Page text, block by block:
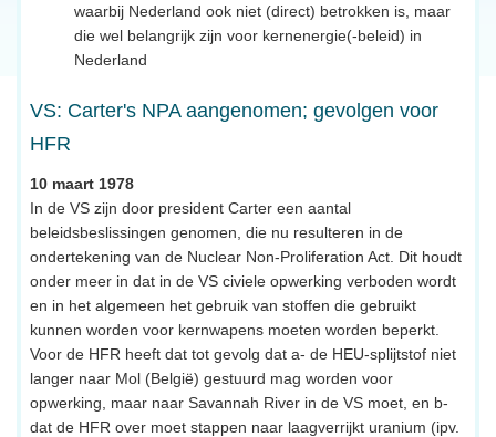
waarbij Nederland ook niet (direct) betrokken is, maar
die wel belangrijk zijn voor kernenergie(-beleid) in
Nederland
VS: Carter's NPA aangenomen; gevolgen voor
HFR
10 maart 1978
In de VS zijn door president Carter een aantal
beleidsbeslissingen genomen, die nu resulteren in de
ondertekening van de Nuclear Non-Proliferation Act. Dit houdt
onder meer in dat in de VS civiele opwerking verboden wordt
en in het algemeen het gebruik van stoffen die gebruikt
kunnen worden voor kernwapens moeten worden beperkt.
Voor de HFR heeft dat tot gevolg dat a- de HEU-splijtstof niet
langer naar Mol (België) gestuurd mag worden voor
opwerking, maar naar Savannah River in de VS moet, en b-
dat de HFR over moet stappen naar laagverrijkt uranium (ipv.